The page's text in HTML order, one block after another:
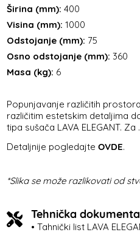
Širina (mm): 400
Visina (mm): 1000
Odstojanje (mm): 75
Osno odstojanje (mm): 360
Masa (kg): 6
Popunjavanje različitih
različitim estetskim detaljima
tipa sušača LAVA ELEGANT. Za
Detaljnije pogledajteOVDE.
*Slika se može razlikovati od
Tehnička
• Tahnički list LAVA